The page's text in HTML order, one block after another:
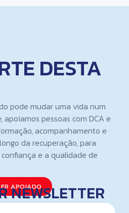
DESTA
pode mudar uma vida num
pessoas com DCA e
acompanhamento e
da recuperação, para
e a qualidade de
APOIADO
NEWSLETTER